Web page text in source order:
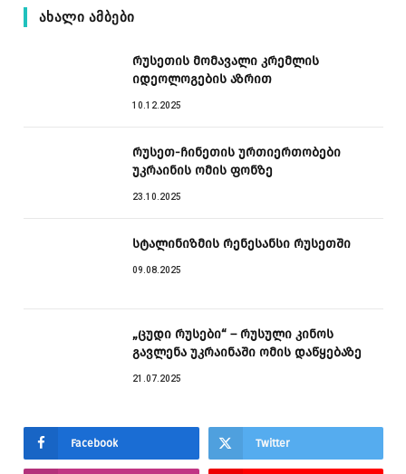
ᲐᲮᲐᲚᲘ ᲐᲛᲑᲔᲑᲘ
რუსეთის მომავალი კრემლის
იდეოლოგების აზრით
10.12.2025
რუსეთ-ჩინეთის ურთიერთობები
უკრაინის ომის ფონზე
23.10.2025
სტალინიზმის რენესანსი რუსეთში
09.08.2025
„ცუდი რუსები“ – რუსული კინოს
გავლენა უკრაინაში ომის დაწყებაზე
21.07.2025
Facebook Twitter